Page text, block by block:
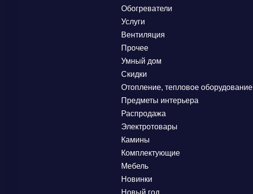
Обогреватели
Услуги
Вентиляция
Прочее
Умный дом
Скидки
Отопление, тепловое оборудование
Предметы интерьера
Распродажа
Электротовары
Камины
Комплектующие
Мебель
Новинки
Новый год